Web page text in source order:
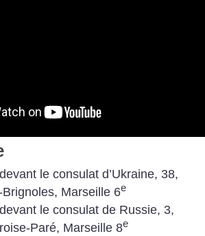
le consulat d’Ukraine, 38,
Marseille 6e
le consulat de Russie, 3,
Paré, Marseille 8e